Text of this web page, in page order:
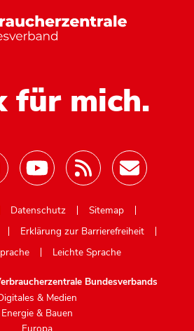
für mich.
Datenschutz
Sitemap
Erklärung zur Barrierefreiheit
Leichte Sprache
Bundesverbands
& Medien
Energie & Bauen